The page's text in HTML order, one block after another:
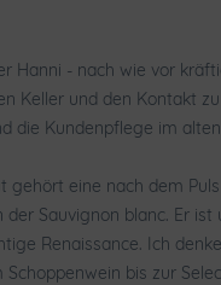
- nach wie vor
Keller und den Kontakt
die Kundenpflege im
eine nach dem
Sauvignon blanc. Er
Renaissance. Ich
bis zur